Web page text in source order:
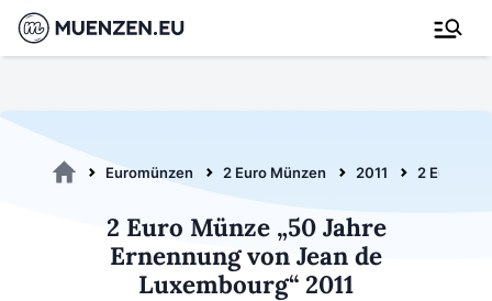
Euromünzen 2 Euro Münzen 2011 2 Euro
2 Euro Münze „50 Jahre
Ernennung von Jean de
Luxembourg“ 2011